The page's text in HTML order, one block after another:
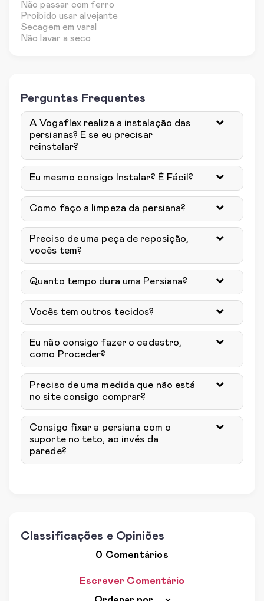
Não passar com ferro
Proibido usar alvejante
Secagem em varal
Não lavar a seco
Perguntas Frequentes
A Vogaflex realiza a instalação das
persianas? E se eu precisar
reinstalar?
Eu mesmo consigo Instalar? É Fácil?
Como faço a limpeza da persiana?
Preciso de uma peça de reposição,
vocês tem?
Quanto tempo dura uma Persiana?
Vocês tem outros tecidos?
Eu não consigo fazer o cadastro,
como Proceder?
Preciso de uma medida que não está
no site consigo comprar?
Consigo fixar a persiana com o
suporte no teto, ao invés da
parede?
Classificações e Opiniões
0 Comentários
Escrever Comentário